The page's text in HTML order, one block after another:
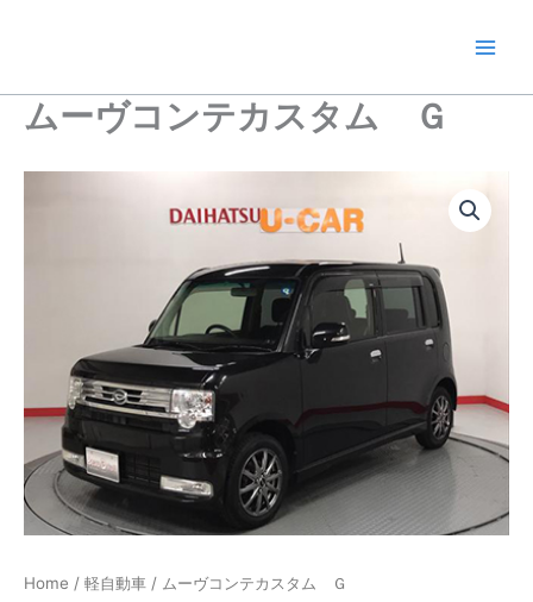
ス ムーヴコンテカスタム Ｇ
Home / 軽自動車 / ムーヴコンテカスタム Ｇ